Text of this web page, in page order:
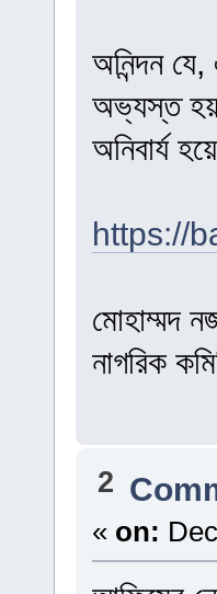
অনিন্দন
অভ্যস্ত
অনিবার্য
https://
মোহাম্মদ
নাগরিক
2
« on: